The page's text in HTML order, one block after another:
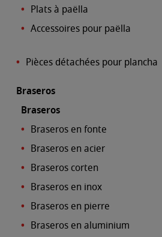
Plats à paëlla
Accessoires pour paëlla
Pièces détachées pour plancha
Braseros
Braseros
Braseros en fonte
Braseros en acier
Braseros corten
Braseros en inox
Braseros en pierre
Braseros en aluminium